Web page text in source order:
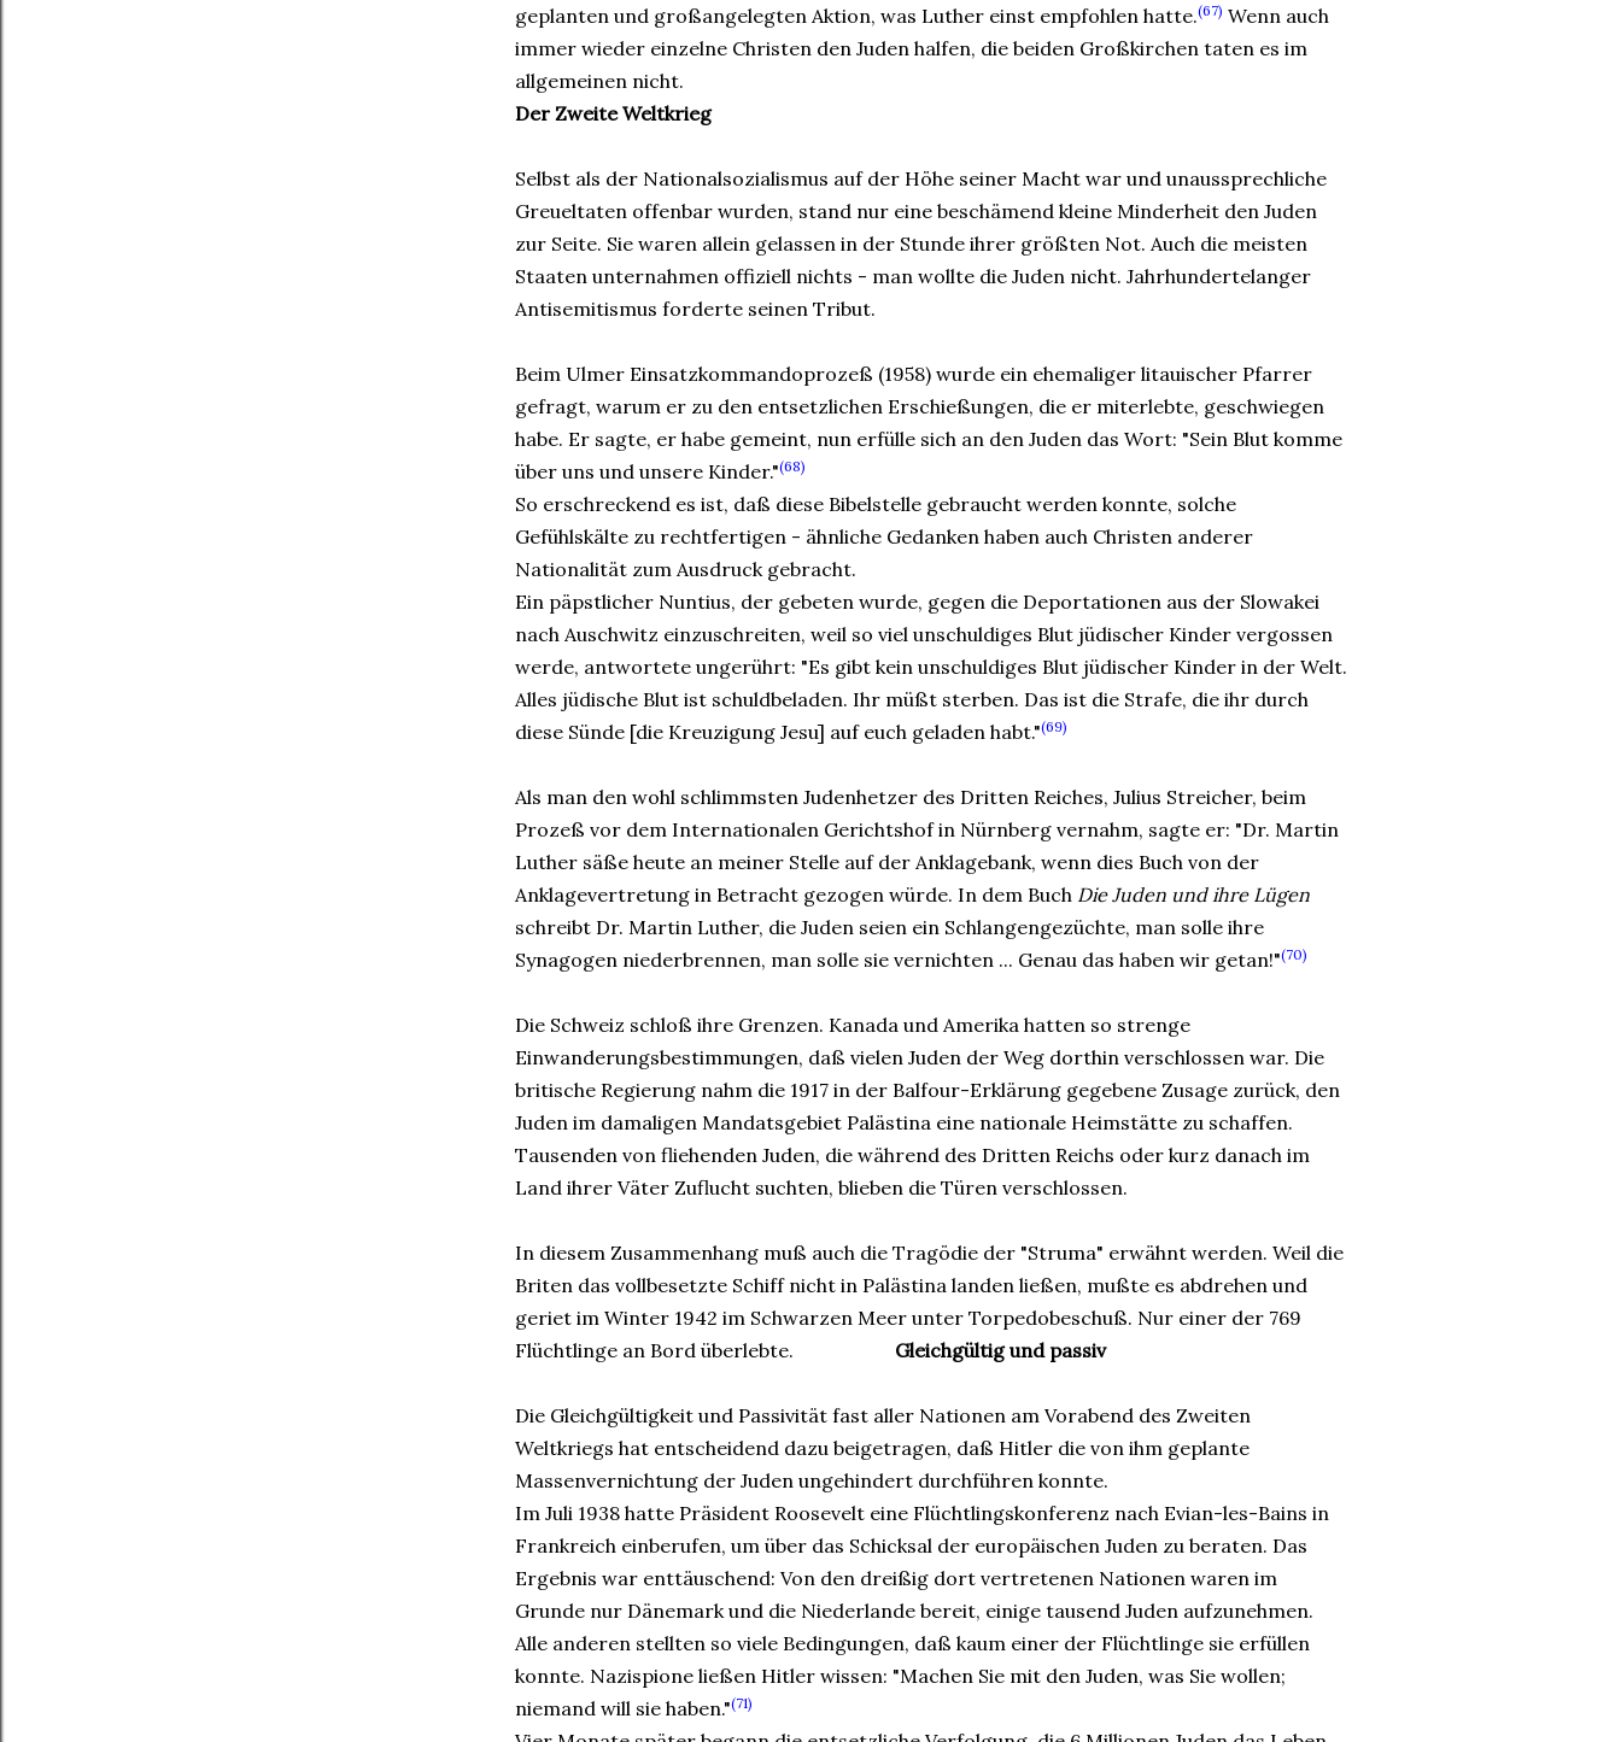
geplanten und großangelegten Aktion, was Luther einst empfohlen hatte.(67) Wenn auch
immer wieder einzelne Christen den Juden halfen, die beiden Großkirchen taten es im
allgemeinen nicht.
Der Zweite Weltkrieg
Selbst als der Nationalsozialismus auf der Höhe seiner Macht war und unaussprechliche
Greueltaten offenbar wurden, stand nur eine beschämend kleine Minderheit den Juden
zur Seite. Sie waren allein gelassen in der Stunde ihrer größten Not. Auch die meisten
Staaten unternahmen offiziell nichts - man wollte die Juden nicht. Jahrhundertelanger
Antisemitismus forderte seinen Tribut.
Beim Ulmer Einsatzkommandoprozeß (1958) wurde ein ehemaliger litauischer Pfarrer
gefragt, warum er zu den entsetzlichen Erschießungen, die er miterlebte, geschwiegen
habe. Er sagte, er habe gemeint, nun erfülle sich an den Juden das Wort: "Sein Blut komme
über uns und unsere Kinder."(68)
So erschreckend es ist, daß diese Bibelstelle gebraucht werden konnte, solche
Gefühlskälte zu rechtfertigen - ähnliche Gedanken haben auch Christen anderer
Nationalität zum Ausdruck gebracht.
Ein päpstlicher Nuntius, der gebeten wurde, gegen die Deportationen aus der Slowakei
nach Auschwitz einzuschreiten, weil so viel unschuldiges Blut jüdischer Kinder vergossen
werde, antwortete ungerührt: "Es gibt kein unschuldiges Blut jüdischer Kinder in der Welt.
Alles jüdische Blut ist schuldbeladen. Ihr müßt sterben. Das ist die Strafe, die ihr durch
diese Sünde [die Kreuzigung Jesu] auf euch geladen habt."(69)
Als man den wohl schlimmsten Judenhetzer des Dritten Reiches, Julius Streicher, beim
Prozeß vor dem Internationalen Gerichtshof in Nürnberg vernahm, sagte er: "Dr. Martin
Luther säße heute an meiner Stelle auf der Anklagebank, wenn dies Buch von der
Anklagevertretung in Betracht gezogen würde. In dem Buch Die Juden und ihre Lügen
schreibt Dr. Martin Luther, die Juden seien ein Schlangengezüchte, man solle ihre
Synagogen niederbrennen, man solle sie vernichten ... Genau das haben wir getan!"(70)
Die Schweiz schloß ihre Grenzen. Kanada und Amerika hatten so strenge
Einwanderungsbestimmungen, daß vielen Juden der Weg dorthin verschlossen war. Die
britische Regierung nahm die 1917 in der Balfour-Erklärung gegebene Zusage zurück, den
Juden im damaligen Mandatsgebiet Palästina eine nationale Heimstätte zu schaffen.
Tausenden von fliehenden Juden, die während des Dritten Reichs oder kurz danach im
Land ihrer Väter Zuflucht suchten, blieben die Türen verschlossen.
In diesem Zusammenhang muß auch die Tragödie der "Struma" erwähnt werden. Weil die
Briten das vollbesetzte Schiff nicht in Palästina landen ließen, mußte es abdrehen und
geriet im Winter 1942 im Schwarzen Meer unter Torpedobeschuß. Nur einer der 769
Flüchtlinge an Bord überlebte. Gleichgültig und passiv
Die Gleichgültigkeit und Passivität fast aller Nationen am Vorabend des Zweiten
Weltkriegs hat entscheidend dazu beigetragen, daß Hitler die von ihm geplante
Massenvernichtung der Juden ungehindert durchführen konnte.
Im Juli 1938 hatte Präsident Roosevelt eine Flüchtlingskonferenz nach Evian-les-Bains in
Frankreich einberufen, um über das Schicksal der europäischen Juden zu beraten. Das
Ergebnis war enttäuschend: Von den dreißig dort vertretenen Nationen waren im
Grunde nur Dänemark und die Niederlande bereit, einige tausend Juden aufzunehmen.
Alle anderen stellten so viele Bedingungen, daß kaum einer der Flüchtlinge sie erfüllen
konnte. Nazispione ließen Hitler wissen: "Machen Sie mit den Juden, was Sie wollen;
niemand will sie haben."(71)